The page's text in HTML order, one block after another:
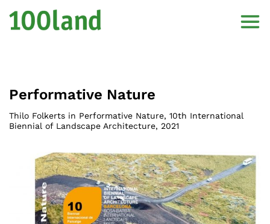
Performative Nature
Thilo Folkerts in Performative Nature, 10th International
Biennial of Landscape Architecture, 2021